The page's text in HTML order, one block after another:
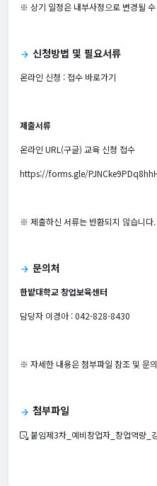
※ 상기 일정은 내부사정으로 변경될
arrow_forward 신청방법 및 필요서류
온라인 신청 :접수 바로가기
제출서류
온라인 URL(구글) 교육 신청 접수
https://forms.gle/
※ 제출하신 서류는 반환되지 않습니다.
arrow_forward 문의처
한밭대학교 창업보육센터
담당자 이경아 : 042-828-8430
※ 자세한 내용은 첨부파일 참조 및 문
arrow_forward 첨부파일
붙임제3차_예비창업자_창업역량_